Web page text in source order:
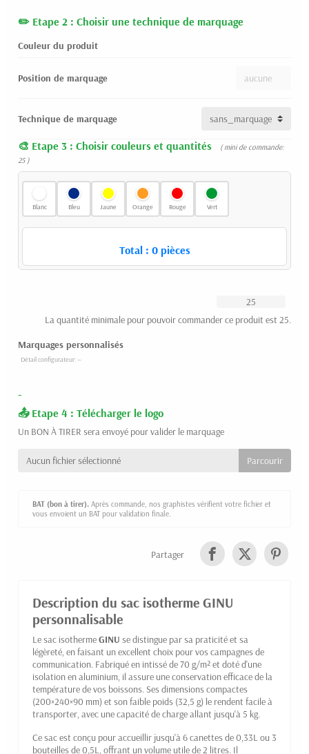
Etape 2 : Choisir une technique de marquage
Couleur du produit
Position de marquage
Technique de marquage
Etape 3 : Choisir couleurs et quantités
( mini de commande:
25 )
Blanc Bleu Jaune Orange Rouge Vert
Total : 0pièces
La quantité minimale pour pouvoir commander ce produit est 25.
Marquages personnalisés
-
Etape 4 : Télécharger le logo
Un BON À TIRER sera envoyé pour valider le marquage
Aucun fichier sélectionné
BAT (bon à tirer). Après commande, nos graphistes vérifient votre fichier et
vous envoient un BAT pour validation finale.
Partager
Description du sac isotherme GINU
personnalisable
Le sac isothermeGINU se distingue par sa praticité et sa
légèreté, en faisant un excellent choix pour vos campagnes de
communication. Fabriqué en intissé de 70 g/m² et doté d'une
isolation en aluminium, il assure une conservation efficace de la
température de vos boissons. Ses dimensions compactes
(200×240×90 mm) et son faible poids (32,5 g) le rendent facile à
transporter, avec une capacité de charge allant jusqu'à 5 kg.
Ce sac est conçu pour accueillir jusqu'à 6 canettes de 0,33L ou 3
bouteilles de 0,5L, offrant un volume utile de 2 litres. Il